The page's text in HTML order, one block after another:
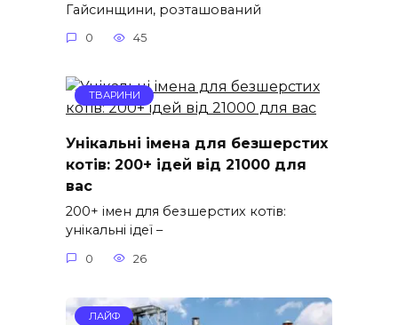
Гайсинщини, розташований
0 45
ТВАРИНИ
Унікальні імена для безшерстих
котів: 200+ ідей від 21000 для
вас
200+ імен для безшерстих котів:
унікальні ідеї –
0 26
ЛАЙФ